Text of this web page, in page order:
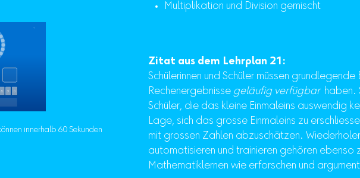
innerhalb 60 Sekunden
Multiplikation und Division gemischt
Zitat aus dem Lehrplan 21:
Schülerinnen und Schüler müssen grundlegende
Rechenergebnisse geläufig verfügbarhaben.
Schüler, die das kleine Einmaleins auswendig
Lage, sich das grosse Einmaleins zu
mit grossen Zahlen abzuschätzen.
automatisieren und trainieren gehören ebenso
Mathematiklernen wie erforschen und